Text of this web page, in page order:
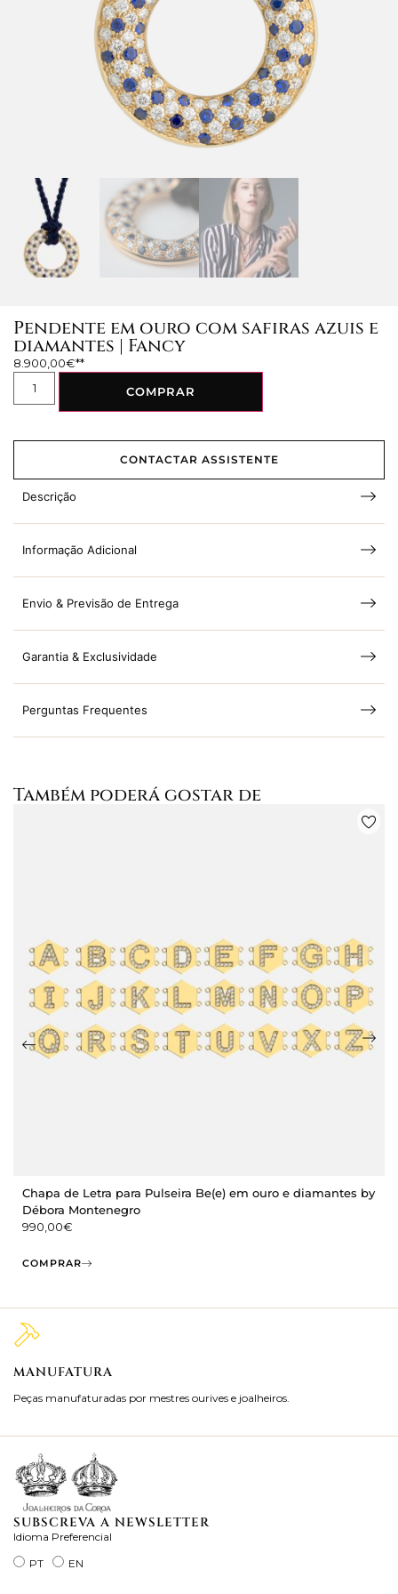
Pendente em ouro com safiras azuis e
diamantes | Fancy
8.900,00€
COMPRAR
CONTACTAR ASSISTENTE
Descrição
Informação Adicional
Envio & Previsão de Entrega
Garantia & Exclusividade
Perguntas Frequentes
Também poderá gostar de
Chapa de Letra para Pulseira Be(e) em ouro e diamantes by
Débora Montenegro
990,00€
COMPRAR
MANUFATURA
Peças manufaturadas por mestres ourives e joalheiros.
SUBSCREVA A NEWSLETTER
Idioma Preferencial
PT
EN